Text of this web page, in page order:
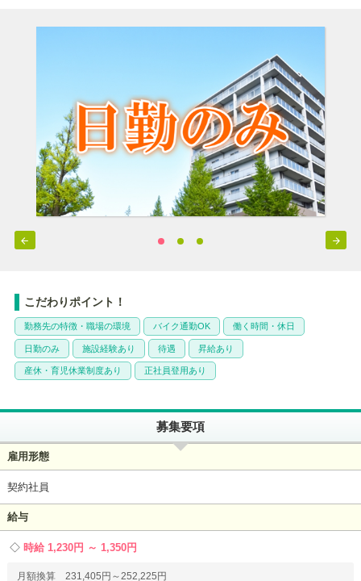
 
こだわりポイント！
勤務先の特徴・職場の環境 バイク通勤OK 働く時間・休日
日勤のみ 施設経験あり 待遇 昇給あり
産休・育児休業制度あり 正社員登用あり
募集要項
雇用形態
契約社員
給与
時給 1,230円 ～ 1,350円
月額換算 231,405円～252,225円